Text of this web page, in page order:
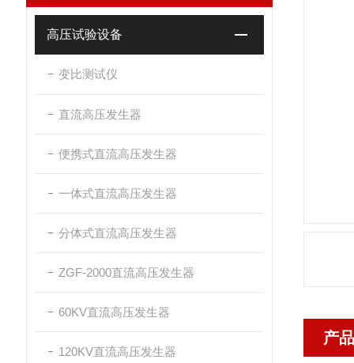
高压试验设备
变比测试仪
直流高压发生器
便携式直流高压发生器
一体式直流高压发生器
分体式直流高压发生器
ZGF-2000直流高压发生器
60KV直流高压发生器
120KV直流高压发生器
产